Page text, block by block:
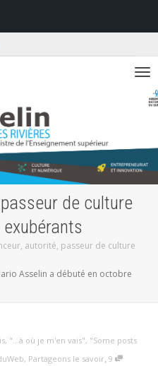
Activer/
de culture
exubérants
autorité, passeur de culture
Asselin a débuté en octobre
, "...à où je m'en vais", "Some posts
, Partageons le savoir, 9